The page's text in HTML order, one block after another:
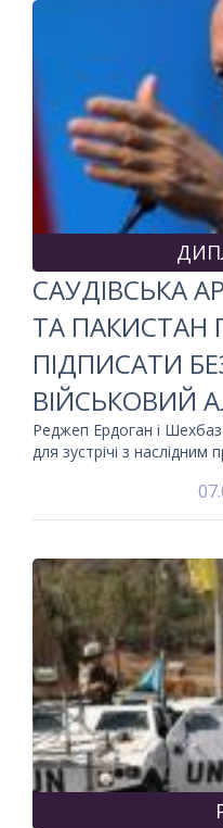
САУДІВСЬКА
ТА ПАКИСТАН
ПІДПИСАТИ
ВІЙСЬКОВИЙ
Реджеп Ердоган і
для зустрічі з наслідним